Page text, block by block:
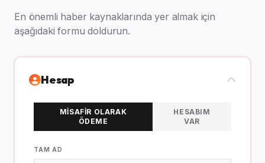
En önemli haber kaynaklarında yer almak için
aşağıdaki formu doldurun.
Hesap
MISAFIR OLARAK
ÖDEME
HESABIM
VAR
TAM AD